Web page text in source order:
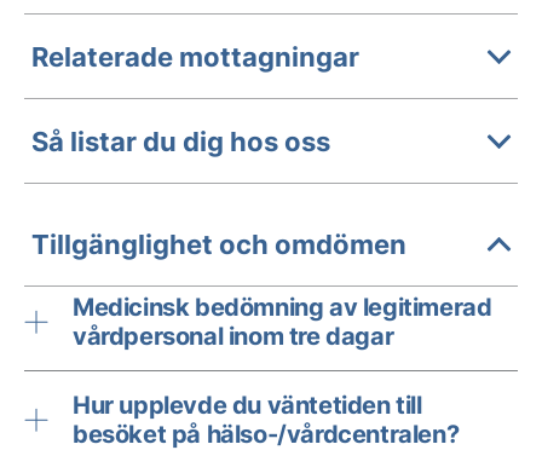
Relaterade mottagningar
Så listar du dig hos oss
Tillgänglighet och omdömen
Medicinsk bedömning av legitimerad
vårdpersonal inom tre dagar
Hur upplevde du väntetiden till
besöket på hälso-/vårdcentralen?